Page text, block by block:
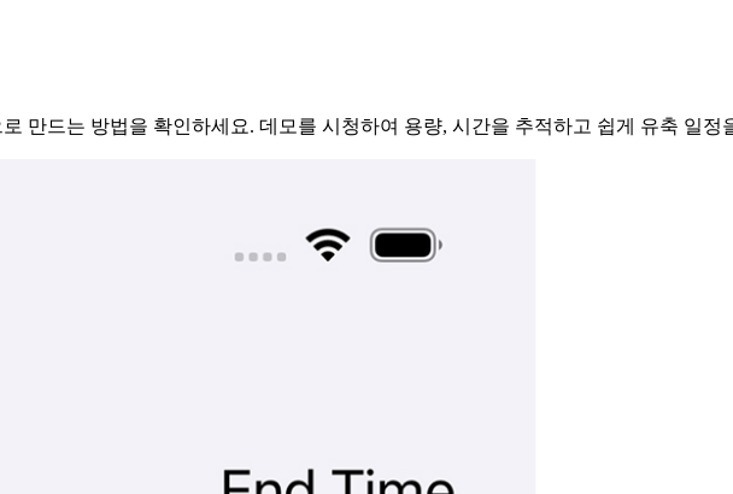
만드는 방법을 확인하세요. 데모를 시청하여 용량, 시간을 추적하고 쉽게 유축 일정